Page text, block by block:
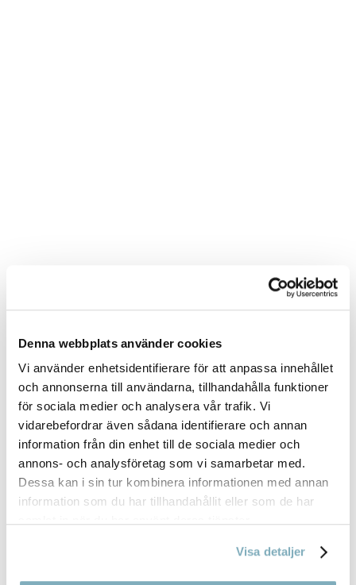
Denna webbplats använder cookies
Vi använder enhetsidentifierare för att anpassa innehållet
och annonserna till användarna, tillhandahålla funktioner
för sociala medier och analysera vår trafik. Vi
vidarebefordrar även sådana identifierare och annan
information från din enhet till de sociala medier och
annons- och analysföretag som vi samarbetar med.
Dessa kan i sin tur kombinera informationen med annan
information som du har tillhandahållit eller som de har
Visa detaljer
SE ÄVEN
DAGENS LUNCH
VINPROVNING